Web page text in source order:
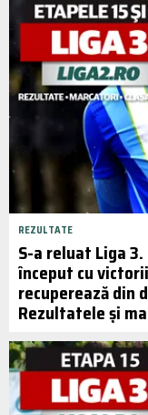
REZULTATE
S-a reluat Liga
început cu
recuperează din
Rezultatele și